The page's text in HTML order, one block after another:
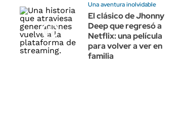
Una aventura inolvidable
El clásico de Jhonny
Deep que regresó a
Netflix: una película
para volver a ver en
familia